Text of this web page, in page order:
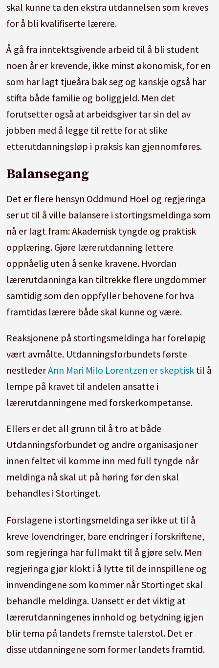
skal kunne ta den ekstra utdannelsen som kreves
for å bli kvalifiserte lærere.
Å gå fra inntektsgivende arbeid til å bli student
noen år er krevende, ikke minst økonomisk, for en
som har lagt tjueåra bak seg og kanskje også har
stifta både familie og boliggjeld. Men det
forutsetter også at arbeidsgiver tar sin del av
jobben med å legge til rette for at slike
etterutdanningsløp i praksis kan gjennomføres.
Balansegang
Det er flere hensyn Oddmund Hoel og regjeringa
ser ut til å ville balansere i stortingsmeldinga som
nå er lagt fram: Akademisk tyngde og praktisk
opplæring. Gjøre lærerutdanning lettere
oppnåelig uten å senke kravene. Hvordan
lærerutdanninga kan tiltrekke flere ungdommer
samtidig som den oppfyller behovene for hva
framtidas lærere både skal kunne og være.
Reaksjonene på stortingsmeldinga har foreløpig
vært avmålte. Utdanningsforbundets første
nestlederAnn Mari Milo Lorentzen er skeptisktil å
lempe på kravet til andelen ansatte i
lærerutdanningene med forskerkompetanse.
Ellers er det all grunn til å tro at både
Utdanningsforbundet og andre organisasjoner
innen feltet vil komme inn med full tyngde når
meldinga nå skal ut på høring før den skal
behandles i Stortinget.
Forslagene i stortingsmeldinga ser ikke ut til å
kreve lovendringer, bare endringer i forskriftene,
som regjeringa har fullmakt til å gjøre selv. Men
regjeringa gjør klokt i å lytte til de innspillene og
innvendingene som kommer når Stortinget skal
behandle meldinga. Uansett er det viktig at
lærerutdanningenes innhold og betydning igjen
blir tema på landets fremste talerstol. Det er
disse utdanningene som former landets framtid.